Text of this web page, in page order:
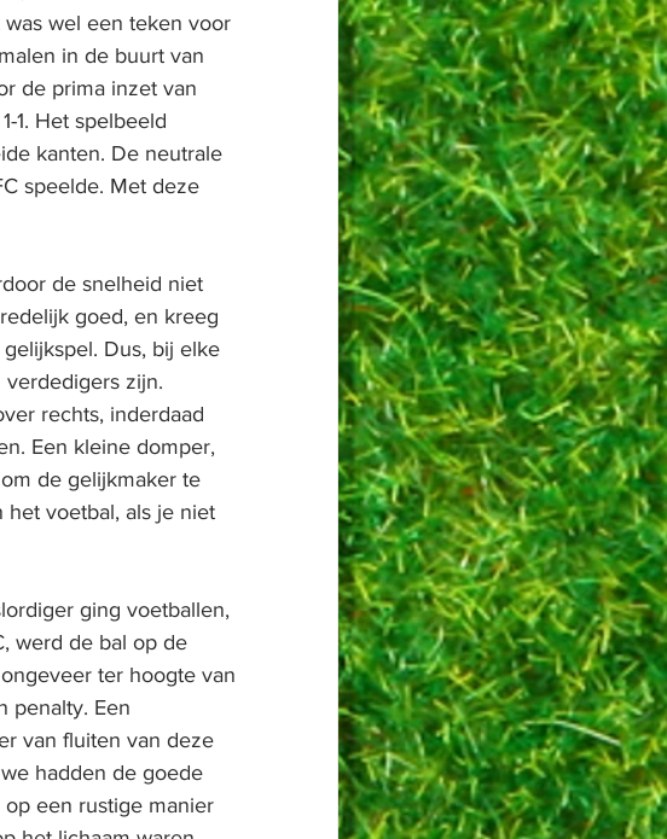
was wel een teken voor
in de buurt van
de prima inzet van
1. Het spelbeeld
kanten. De neutrale
speelde. Met deze
de snelheid niet
goed, en kreeg
Dus, bij elke
zijn.
rechts, inderdaad
Een kleine domper,
de gelijkmaker te
voetbal, als je niet
ging voetballen,
werd de bal op de
ter hoogte van
penalty. Een
van fluiten van deze
hadden de goede
een rustige manier